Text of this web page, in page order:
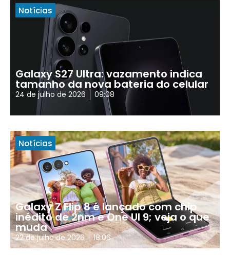
Notícias
Galaxy S27 Ultra: vazamento indica
tamanho da nova bateria do celular
24 de julho de 2026 09:08
Notícias
Galaxy Z Flip 8 é lançado com chip
inédito de 2nm e One UI 9; veja o que
muda
22 de julho de 2026 18:06